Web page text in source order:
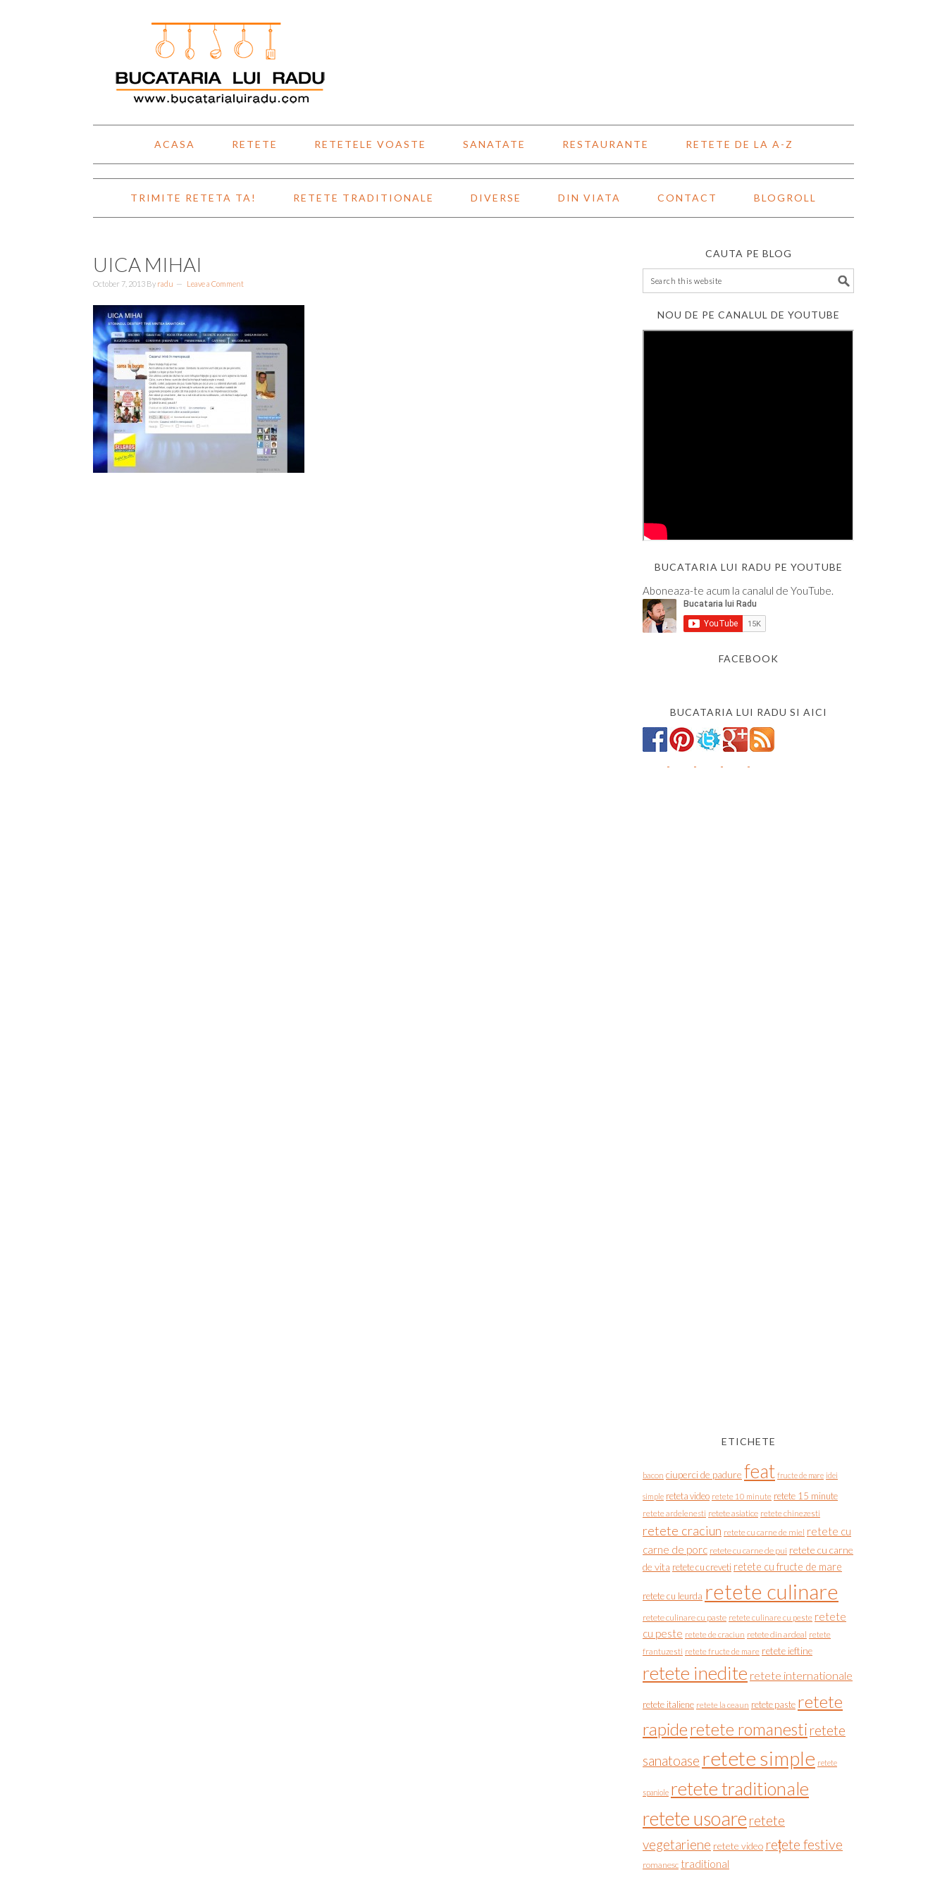
ACASA RETETE RETETELE VOASTE SANATATE RESTAURANTE RETETE DE LA A-Z
TRIMITE RETETA TA! RETETE TRADITIONALE DIVERSE DIN VIATA CONTACT BLOGROLL
UICA MIHAI
October 7, 2013 By radu Leave a Comment
CAUTA PE BLOG
NOU DE PE CANALUL DE YOUTUBE
BUCATARIA LUI RADU PE YOUTUBE
Aboneaza-te acum la canalul de YouTube.
FACEBOOK
BUCATARIA LUI RADU SI AICI
ETICHETE
bacon ciuperci de padure feat fructe de mare idei
simple reteta video retete 10 minute retete 15 minute
retete ardelenesti retete asiatice retete chinezesti
retete craciun retete cu carne de miel retete cu
carne de porc retete cu carne de pui retete cu carne
de vita retete cu creveti retete cu fructe de mare
retete cu leurda retete culinare
retete culinare cu paste retete culinare cu peste retete
cu peste retete de craciun retete din ardeal retete
frantuzesti retete fructe de mare retete ieftine
retete inedite retete internationale
retete italiene retete la ceaun retete paste retete
rapideretete romanesti retete
sanatoase retete simple retete
spaniole retete traditionale
retete usoare retete
vegetariene retete video rețete festive
romanesc traditional